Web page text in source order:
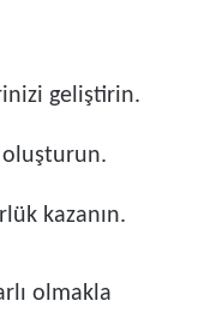
geliştirin.
oluşturun.
kazanın.
olmakla